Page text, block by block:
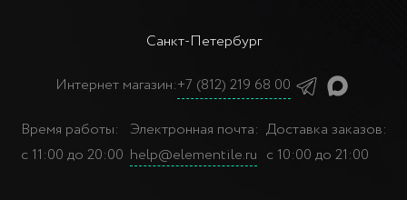
Санкт-Петербург
Интернет магазин:+7 (812) 219 68 00
Время работы:
с 11:00 до 20:00
Электронная почта:
help@elementile.ru
Доставка заказов:
с 10:00 до 21:00